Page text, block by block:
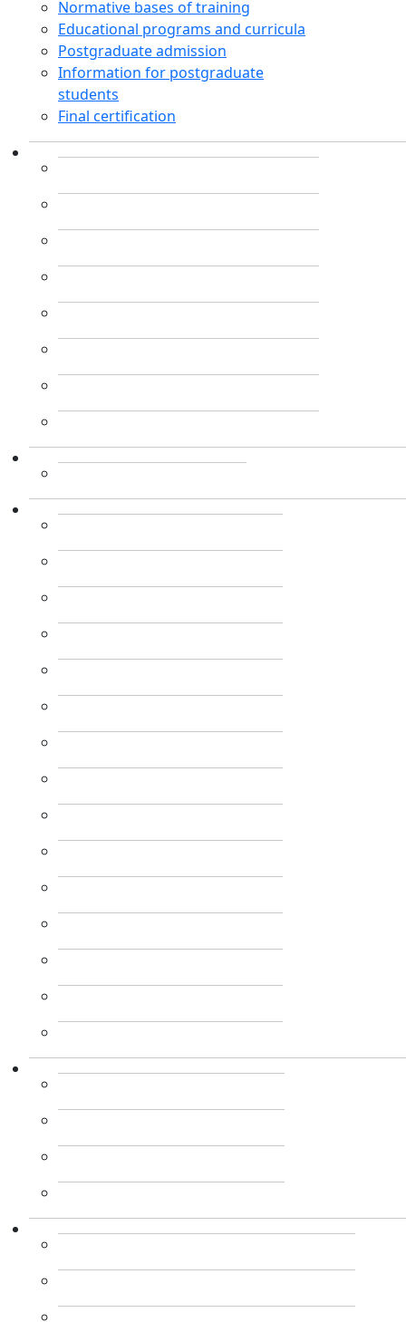
Normative bases of training
Educational programs and curricula
Postgraduate admission
Information for postgraduate
students
Final certification